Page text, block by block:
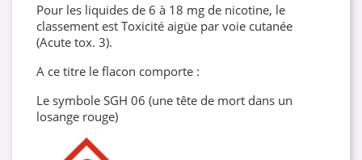
Pour les liquides de 6 à 18 mg de nicotine, le
classement est Toxicité aigüe par voie cutanée
(Acute tox. 3).
A ce titre le flacon comporte :
Le symbole SGH 06 (une tête de mort dans un
losange rouge)